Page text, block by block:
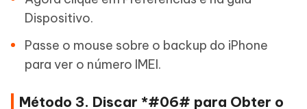
Dispositivo.
Passe o mouse sobre o backup do iPhone
para ver o número IMEI.
Método 3. Discar *#06# para Obter o